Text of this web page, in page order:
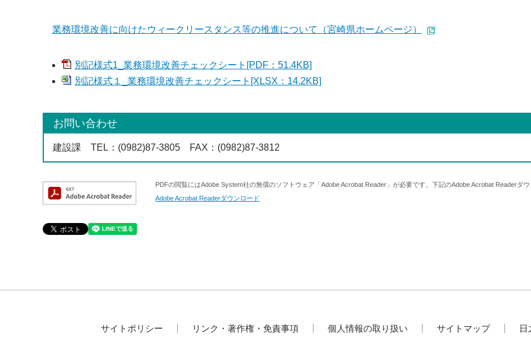
業務環境改善に向けたウィークリースタンス等の推進について（宮崎県ホームページ）
別記様式1_業務環境改善チェックシート[PDF：51.4KB]
別記様式１_業務環境改善チェックシート[XLSX：14.2KB]
お問い合わせ
建設課 TEL ：(0982)87-3805 FAX ：(0982)87-3812
PDFの閲覧にはAdobe System社の無償のソフトウェア「Adobe Acrobat Reader」が必要です。下記のAdobe Acrobat Readerダ
Adobe Acrobat Readerダウンロード
サイトポリシー リンク・著作権・免責事項 個人情報の取り扱い サイトマップ 日